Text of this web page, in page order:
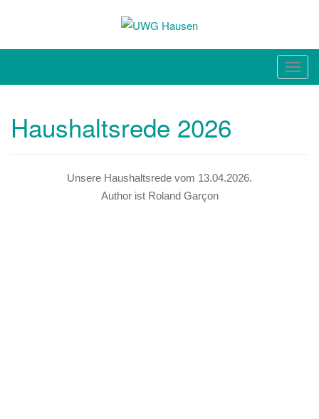
unabhängig. sachlich. bürgernah.
Haushaltsrede 2026
Unsere Haushaltsrede vom 13.04.2026.
Author ist Roland Garçon